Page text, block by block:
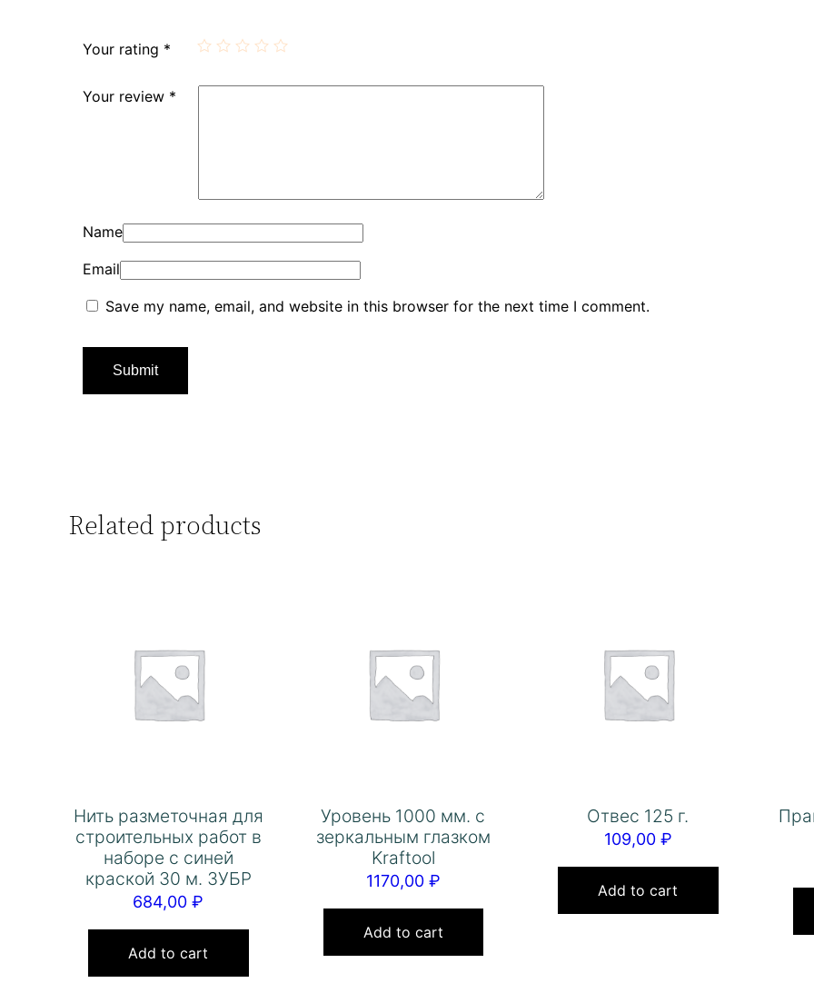
Your rating *
Your review *
Name
Email
Save my name, email, and website in this browser for the next time I comment.
Related products
Нить разметочная для
строительных работ в
наборе с синей
краской 30 м. ЗУБР
684,00₽
Add to cart
Уровень 1000 мм. с
зеркальным глазком
Kraftool
1170,00 ₽
Add to cart
Отвес 125 г.
109,00 ₽
Add to cart